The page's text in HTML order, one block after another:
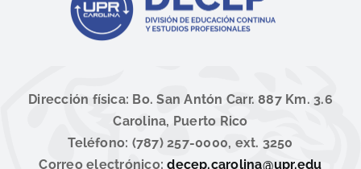
Dirección física: Bo. San Antón Carr. 887 Km. 3.6
Carolina, Puerto Rico
Teléfono: (787) 257-0000, ext. 3250
Correo electrónico:decep.carolina@upr.edu